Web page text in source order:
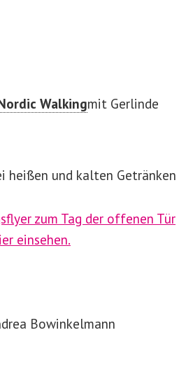
Walkingmit Gerlinde
heißen und kalten Getränken
zum Tag der offenen Tür
einsehen.
Bowinkelmann